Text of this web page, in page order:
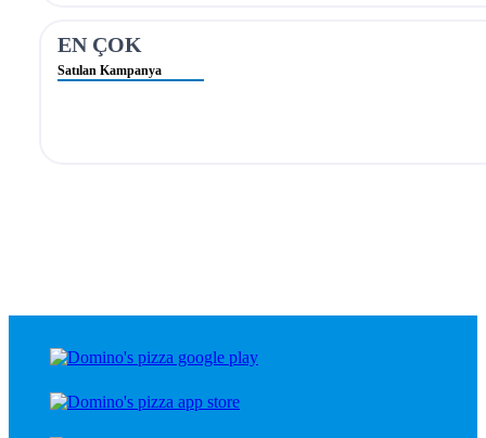
EN ÇOK
Satılan Kampanya